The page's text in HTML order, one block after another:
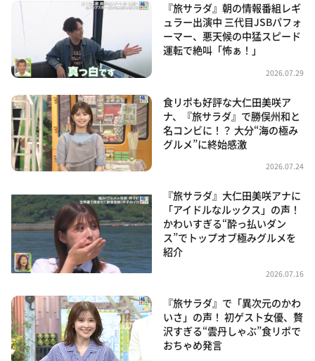
『旅サラダ』朝の情報番組レギ
ュラー出演中 三代目JSBパフォ
ーマー、悪天候の中猛スピード
運転で絶叫「怖ぁ！」
2026.07.29
食リポも好評な大仁田美咲ア
ナ、『旅サラダ』で勝俣州和と
名コンビに！？ 大分“海の極み
グルメ”に終始感激
2026.07.24
『旅サラダ』大仁田美咲アナに
「アイドルなルックス」の声！
かわいすぎる“酔っ払いダン
ス”でトップオブ極みグルメを
紹介
2026.07.16
『旅サラダ』で「異次元のかわ
いさ」の声！ 初ゲスト女優、贅
沢すぎる“雲丹しゃぶ”食リポで
おちゃめ発言